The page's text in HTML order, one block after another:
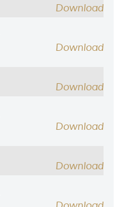
Download
Download
Download
Download
Download